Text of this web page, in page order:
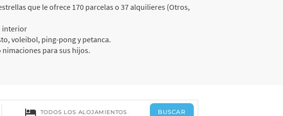
que le ofrece 170 parcelas o 37 alquilieres (Otros,
interior
voleibol, ping-pong y petanca.
para sus hijos.